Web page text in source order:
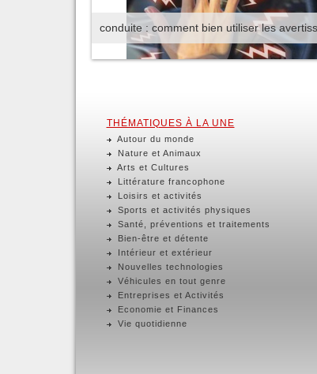
conduite : comment bien utiliser les
THÉMATIQUES À LA UNE
Autour du monde
Nature et Animaux
Arts et Cultures
Littérature francophone
Loisirs et activités
Sports et activités physiques
Santé, préventions et traitements
Bien-être et détente
Intérieur et extérieur
Nouvelles technologies
Véhicules en tout genre
Entreprises et Activités
Economie et Finances
Vie quotidienne